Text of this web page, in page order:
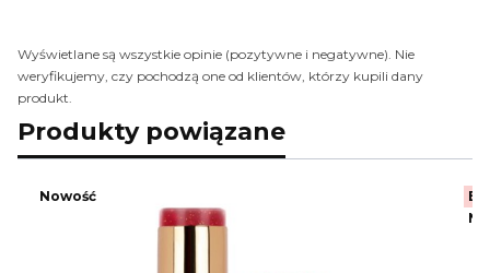
Wyświetlane są wszystkie opinie (pozytywne i negatywne). Nie
weryfikujemy, czy pochodzą one od klientów, którzy kupili dany
produkt.
Produkty powiązane
Nowość